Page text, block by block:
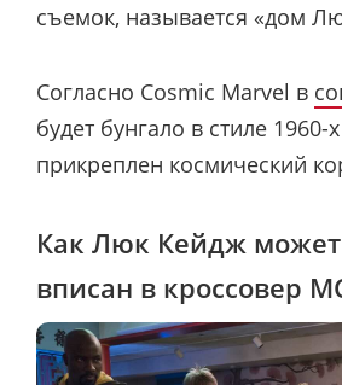
съемок, называется «дом
Согласно Cosmic Marvel в
будет бунгало в стиле 1960-
прикреплен космический
Как Люк Кейдж
вписан в кроссовер